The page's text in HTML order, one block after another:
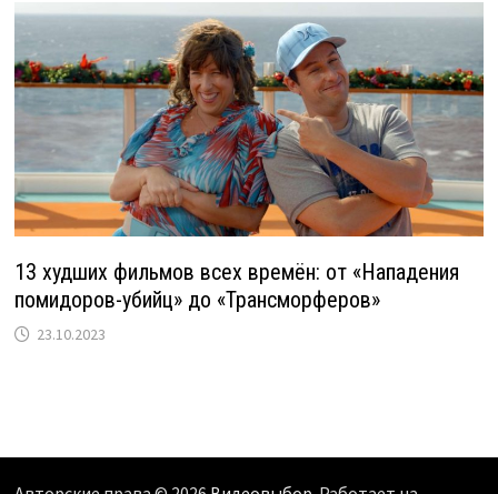
13 худших фильмов всех времён: от «Нападения
помидоров-убийц» до «Трансморферов»
23.10.2023